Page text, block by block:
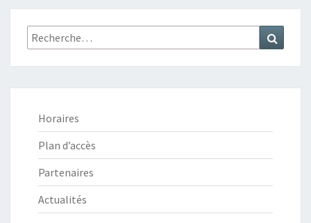
Recherche
:
Horaires
Plan d’accès
Partenaires
Actualités